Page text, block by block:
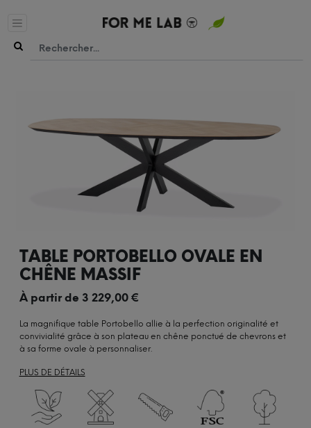
TABLE PORTOBELLO OVALE EN
CHÊNE MASSIF
À partir de 3 229,00€
La magnifique table Portobello allie à la perfection originalité et
convivialité grâce à son plateau en chêne ponctué de chevrons et
à sa forme ovale à personnaliser.
PLUS DE DÉTAILS